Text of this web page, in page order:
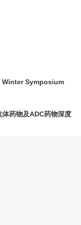
Winter Symposium
药物及ADC药物深度